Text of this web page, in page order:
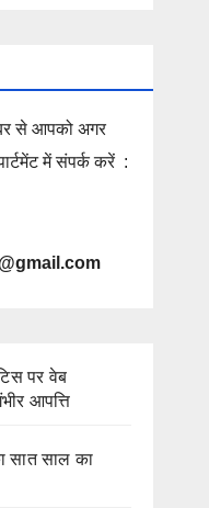
से आपको अगर
में संपर्क करें :
पर वेब
आपत्ति
सात साल का